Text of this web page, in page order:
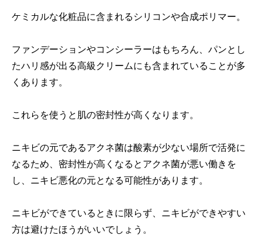
ケミカルな化粧品に含まれるシリコンや合成ポリマー。
ファンデーションやコンシーラーはもちろん、パンとし
たハリ感が出る高級クリームにも含まれていることが多
くあります。
これらを使うと肌の密封性が高くなります。
ニキビの元であるアクネ菌は酸素が少ない場所で活発に
なるため、密封性が高くなるとアクネ菌が悪い働きを
し、ニキビ悪化の元となる可能性があります。
ニキビができているときに限らず、ニキビができやすい
方は避けたほうがいいでしょう。